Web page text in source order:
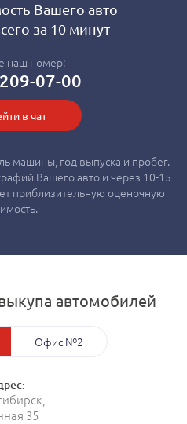
Вашего авто
за 10 минут
наш номер:
07-00
в чат
машины, год выпуска и пробег.
Вашего авто и через 10-15
приблизительную оценочную
автомобилей
Офис №2
35